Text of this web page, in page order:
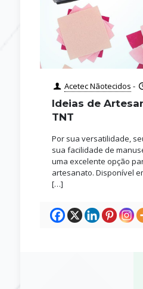
Acetec Nãotecidos -
Ideias de
TNT
Por sua versatilidade,
sua facilidade de
uma excelente opção
artesanato. Disponível
[…]